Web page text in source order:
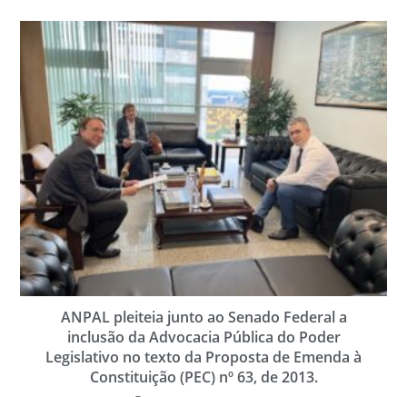
ANPAL pleiteia junto ao Senado Federal a
inclusão da Advocacia Pública do Poder
Legislativo no texto da Proposta de Emenda à
Constituição (PEC) nº 63, de 2013.